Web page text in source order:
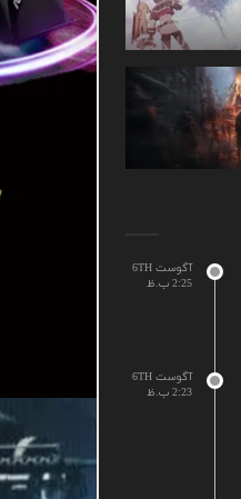
آگوست 6TH
2:25 ب.ظ
آگوست 6TH
2:23 ب.ظ